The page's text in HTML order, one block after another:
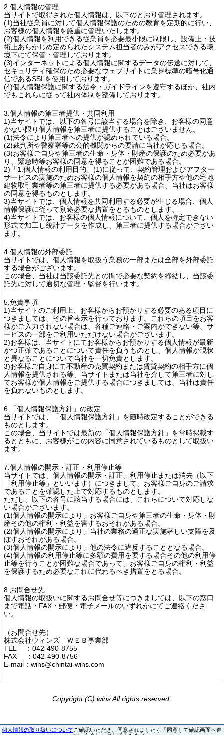
2.個人情報の管理
当サイトで取得された個人情報は、以下のとおり管理されます。
(1)当社従業員に対して個人情報保護のための教育を定期的に行い、
お客様の個人情報を厳重に管理いたします。
(2)個人情報を利用できる従業員を必要最小限に制限し、設備上・技
術上あらかじめ定められたシステム担当者のみがアクセスできる環
境下にて保管・管理しております。
(3)インターネットによる個人情報に関するデータの伝送に対して、
セキュリティ確保のため必要なウェブサイトに業界標準の暗号化通
信であるSSLを使用しております。
(4)個人情報保護に関する法令・ガイドラインを遵守するほか、社内
でもこれらに従って社内体制を整備しております。
3.個人情報の第三者提供・共同利用
1)当サイトでは、以下の各号に該当する場合を除き、お客様の同意
がない限り個人情報を第三者に提供することはございません。
(1)法令により第三者への提供が認められている場合。
(2)裁判所や警察署等の公的機関からの要請に当社が応じる場合。
(3)お客様ご自身や第三者の生命・身体・財産の保護のため必要があ
り、緊急時等お客様の同意を得ることが困難である場合。
2)「1.個人情報の利用目的」(1)に従って、契約管理およびアフター
サービスの実施のためお客様の個人情報を契約の相手方や他の宅地
建物取引業者等の第三者に提供する必要がある場合、当社はお客様
の同意を得るものとします。
3)当サイトでは、個人情報を共同利用する必要が生じる場合、個人
情報保護に従って別途必要な措置をとるものとします。
4)当サイトでは、お客様の個人情報について、個人を特定できない
形式で加工し統計データを作成し、第三者に提供する場合がござい
ます。
4.個人情報の外部委託
当サイトでは、個人情報を取扱う業務の一部または全部を外部委託
する場合がございます。
この場合、当社は当該委託先との間で必要な契約を締結し、当該委
託先に対して適切な管理・監督を行います。
5.免責事項
1)当サイトのご利用上、お客様からお預かりする必要のある項目に
つきましては、その旨表示を行っております。これらの項目をお客
様がご入力されない場合は、各種ご連絡・ご案内ができない等、サ
ービスの一部をご利用いただけない場合がございます。
2)お客様は、当サイトにてお客様からお預かりする個人情報が最新
かつ正確であることについて責任を負うものとし、個人情報が現状
と異なることについて当社を一切免責とします。
3)お客様ご自身にて不動産の売買契約または賃貸契約の相手方に個
人情報を提供される等、当サイトまたは当社を介して第三者に対し
てお客様が個人情報をご提供する場合につきましては、当社は責任
を負わないものとします。
6.「個人情報保護方針」の改定
当サイトでは、「個人情報保護方針」を随時改定することができる
ものとします。
この場合、当サイトでは最新の「個人情報保護方針」を常時掲載す
るとともに、お客様がこの内容に同意されているものとして取扱い
ます。
7.個人情報の開示・訂正・利用停止等
当サイトでは、個人情報の開示・訂正、利用停止または消去（以下
「利用停止等」といいます）につきまして、お客様ご自身のご請求
であることを確認した上で対応するものとします。
ただし、以下の各号に該当する場合には、これらについて対応しな
い場合がございます。
(1)個人情報の開示により、お客様ご自身や第三者の生命・身体・財
産その他の権利・利益を害するおそれがある場合。
(2)個人情報の開示により、当社の業務の適正な実施著しい支障を及
ぼすおそれがある場合。
(3)個人情報の開示により、他の法令に違反することとなる場合。
(4)個人情報の利用停止等に多額の費用を要する場合その他の利用停
止等を行うことが困難な場合であって、お客様ご自身の権利・利益
を保護するため必要なこれに代わるべき措置をとる場合。
8.お問合せ先
個人情報の取扱いに関するお問合せ等につきましては、以下の窓口
まで電話・FAX・郵便・電子メールのいずれかにてご連絡くださ
い。
（お問合せ先）
株式会社ウィンズ ＷＥＢ事業部
TEL ：042-490-8755
FAX ：042-490-8756
E-mail：wins@chintai-wins.com
Copyright (C) wins All rights reserved.
個人情報の取り扱いについて ご確認いただき、同意されましたら「同意して確認画面へ進